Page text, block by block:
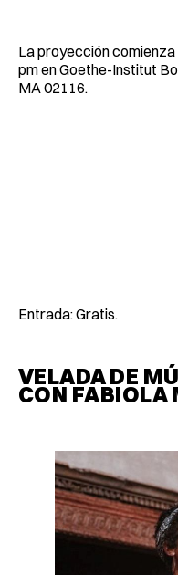
La proyección comienza
pm en Goethe-Institut
MA 02116.
Entrada: Gratis.
VELADA DE
CON FABIOLA